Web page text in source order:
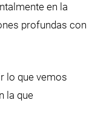
en la
profundas con
lo que vemos
la que